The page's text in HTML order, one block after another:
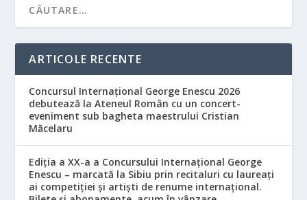
ARTICOLE RECENTE
Concursul Internațional George Enescu 2026
debutează la Ateneul Român cu un concert-
eveniment sub bagheta maestrului Cristian
Măcelaru
Ediția a XX-a a Concursului Internațional George
Enescu – marcată la Sibiu prin recitaluri cu laureați
ai competiției și artiști de renume internațional.